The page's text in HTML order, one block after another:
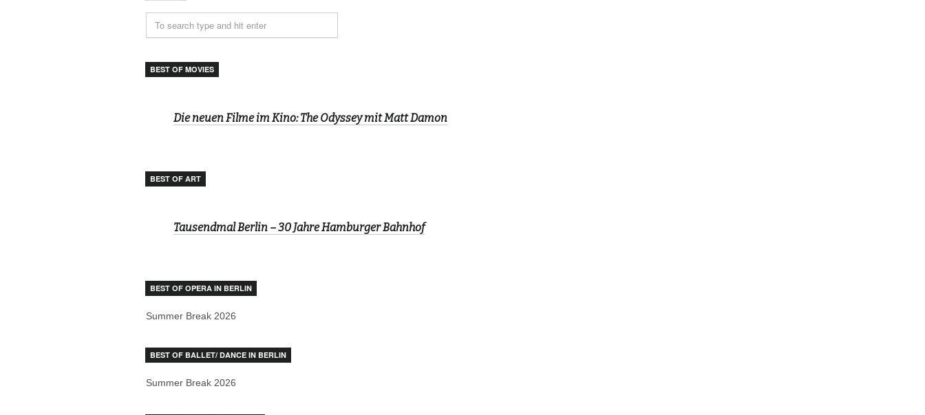
BEST OF MOVIES
Die neuen Filme im Kino: The Odyssey mit Matt Damon
BEST OF ART
Tausendmal Berlin – 30 Jahre Hamburger Bahnhof
BEST OF OPERA IN BERLIN
Summer Break 2026
BEST OF BALLET/ DANCE IN BERLIN
Summer Break 2026